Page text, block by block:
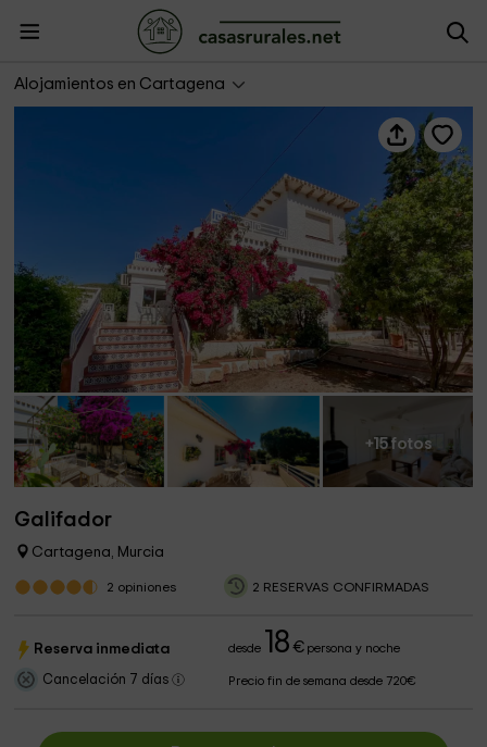
Alojamientos en Cartagena
+15 fotos
Galifador
Cartagena, Murcia
2 opiniones 2 RESERVAS CONFIRMADAS
Reserva inmediata desde 18 €persona y noche
Cancelación 7 días Precio fin de semana desde 720€